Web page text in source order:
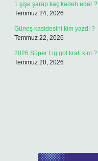
1 şişe şarap kaç kadeh eder ?
Temmuz 24, 2026
Güneş kasidesini kim yazdı ?
Temmuz 22, 2026
2026 Süper Lig gol kralı kim ?
Temmuz 20, 2026